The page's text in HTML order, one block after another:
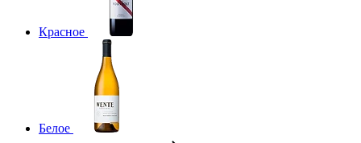
Красное
Белое